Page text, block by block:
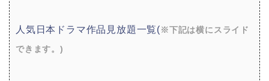
人気日本ドラマ作品見放題一覧(※下記は横にスライド
できます。)